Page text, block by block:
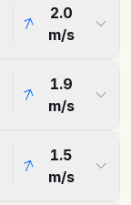
2.0
m/s
1.9
m/s
1.5
m/s